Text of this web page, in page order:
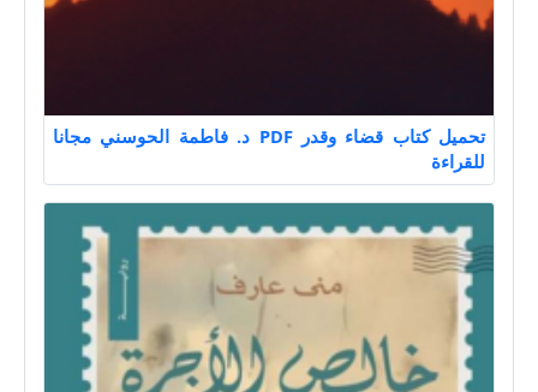
تحميل كتاب قضاء وقدر PDF د. فاطمة الحوسني مجانا
للقراءة